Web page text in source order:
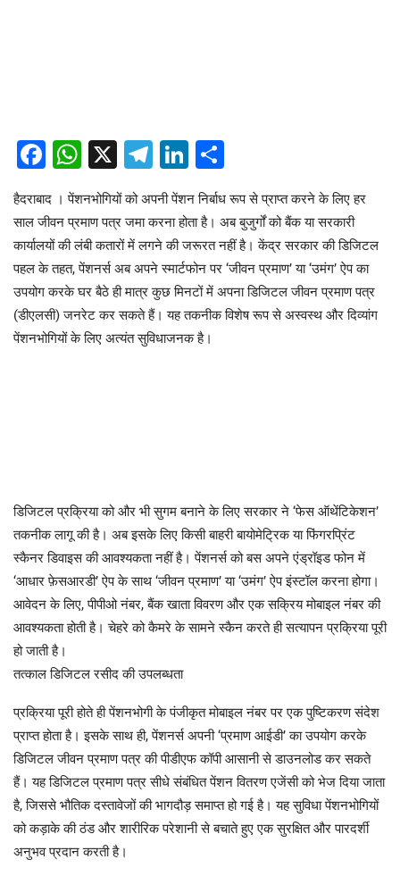
Facebook
WhatsApp
X Telegram
LinkedIn
हैदराबाद । पेंशनभोगियों को अपनी पेंशन निर्बाध रूप से प्राप्त करने के लिए हर
साल जीवन प्रमाण पत्र जमा करना होता है। अब बुजुर्गों को बैंक या सरकारी
कार्यालयों की लंबी कतारों में लगने की जरूरत नहीं है। केंद्र सरकार की डिजिटल
पहल के तहत, पेंशनर्स अब अपने स्मार्टफोन पर ‘जीवन प्रमाण’ या ‘उमंग’ ऐप का
उपयोग करके घर बैठे ही मात्र कुछ मिनटों में अपना डिजिटल जीवन प्रमाण पत्र
(डीएलसी) जनरेट कर सकते हैं। यह तकनीक विशेष रूप से अस्वस्थ और दिव्यांग
पेंशनभोगियों के लिए अत्यंत सुविधाजनक है।
डिजिटल प्रक्रिया को और भी सुगम बनाने के लिए सरकार ने ‘फेस ऑथेंटिकेशन’
तकनीक लागू की है। अब इसके लिए किसी बाहरी बायोमेट्रिक या फिंगरप्रिंट
स्कैनर डिवाइस की आवश्यकता नहीं है। पेंशनर्स को बस अपने एंड्रॉइड फोन में
‘आधार फ़ेसआरडी’ ऐप के साथ ‘जीवन प्रमाण’ या ‘उमंग’ ऐप इंस्टॉल करना होगा।
आवेदन के लिए, पीपीओ नंबर, बैंक खाता विवरण और एक सक्रिय मोबाइल नंबर की
आवश्यकता होती है। चेहरे को कैमरे के सामने स्कैन करते ही सत्यापन प्रक्रिया पूरी
हो जाती है।
तत्काल डिजिटल रसीद की उपलब्धता
प्रक्रिया पूरी होते ही पेंशनभोगी के पंजीकृत मोबाइल नंबर पर एक पुष्टिकरण संदेश
प्राप्त होता है। इसके साथ ही, पेंशनर्स अपनी ‘प्रमाण आईडी’ का उपयोग करके
डिजिटल जीवन प्रमाण पत्र की पीडीएफ कॉपी आसानी से डाउनलोड कर सकते
हैं। यह डिजिटल प्रमाण पत्र सीधे संबंधित पेंशन वितरण एजेंसी को भेज दिया जाता
है, जिससे भौतिक दस्तावेजों की भागदौड़ समाप्त हो गई है। यह सुविधा पेंशनभोगियों
को कड़ाके की ठंड और शारीरिक परेशानी से बचाते हुए एक सुरक्षित और पारदर्शी
अनुभव प्रदान करती है।